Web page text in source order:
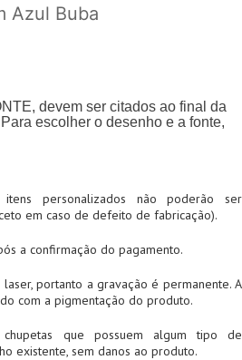
Azul Buba
devem ser citados ao final da
escolher o desenho e a fonte,
personalizados não poderão ser
em caso de defeito de fabricação).
a confirmação do pagamento.
portanto a gravação é permanente. A
com a pigmentação do produto.
que possuem algum tipo de
existente, sem danos ao produto.